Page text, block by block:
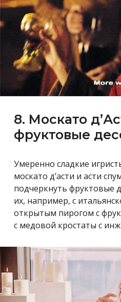
8. Москато
фруктовые
Умеренно сладкие
москато д’асти и асти
подчеркнуть фруктовые
их, например, с
открытым пирогом с
с медовой кростаты с